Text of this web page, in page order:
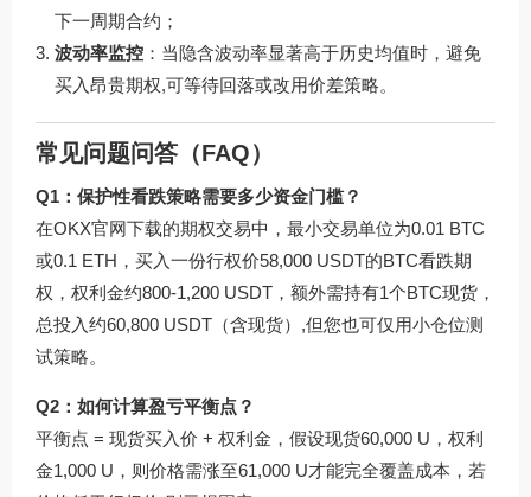
下一周期合约；
波动率监控 ：当隐含波动率显著高于历史均值时，避免
买入昂贵期权,可等待回落或改用价差策略。
常见问题问答（FAQ）
Q1：保护性看跌策略需要多少资金门槛？
在OKX官网下载的期权交易中，最小交易单位为0.01 BTC
或0.1 ETH，买入一份行权价58,000 USDT的BTC看跌期
权，权利金约800-1,200 USDT，额外需持有1个BTC现货，
总投入约60,800 USDT（含现货）,但您也可仅用小仓位测
试策略。
Q2：如何计算盈亏平衡点？
平衡点 = 现货买入价 + 权利金，假设现货60,000 U，权利
金1,000 U，则价格需涨至61,000 U才能完全覆盖成本，若